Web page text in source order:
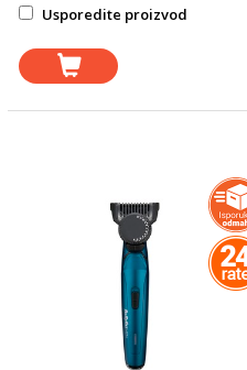
Usporedite proizvod